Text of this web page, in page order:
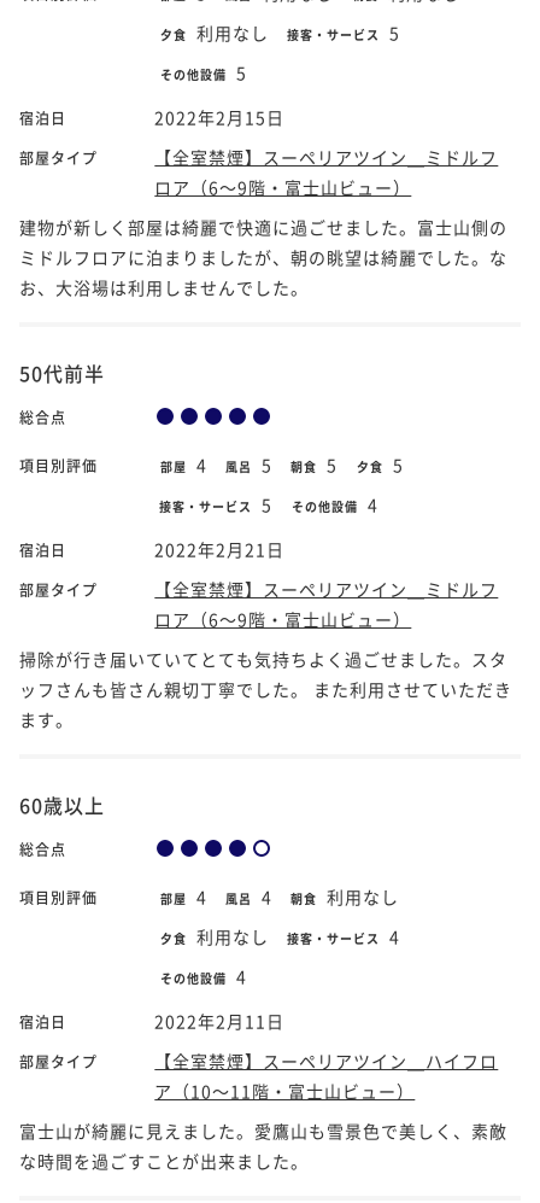
夕食 利用なし 接客・サービス 5
その他設備 5
宿泊日 2022年2月15日
部屋タイプ
【全室禁煙】スーペリアツイン＿ミドルフ
ロア（6～9階・富士山ビュー）
建物が新しく部屋は綺麗で快適に過ごせました。富士山側の
ミドルフロアに泊まりましたが、朝の眺望は綺麗でした。な
お、大浴場は利用しませんでした。
50代前半
総合点
項目別評価 部屋 4 風呂 5 朝食 5 夕食 5
接客・サービス 5 その他設備 4
宿泊日 2022年2月21日
部屋タイプ
【全室禁煙】スーペリアツイン＿ミドルフ
ロア（6～9階・富士山ビュー）
掃除が行き届いていてとても気持ちよく過ごせました。スタ
ッフさんも皆さん親切丁寧でした。 また利用させていただき
ます。
60歳以上
総合点
項目別評価 部屋 4 風呂 4 朝食 利用なし
夕食 利用なし 接客・サービス 4
その他設備 4
宿泊日 2022年2月11日
部屋タイプ
【全室禁煙】スーペリアツイン＿ハイフロ
ア（10～11階・富士山ビュー）
富士山が綺麗に見えました。愛鷹山も雪景色で美しく、素敵
な時間を過ごすことが出来ました。